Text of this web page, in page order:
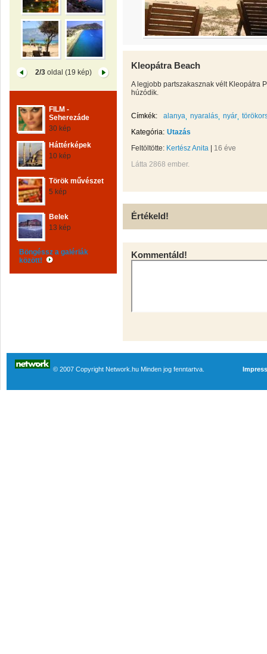
2/3oldal (19 kép)
FILM -
Seherezáde
30 kép
Háttérképek
10 kép
Török művészet
5 kép
Belek
13 kép
Böngéssz a galériák
között!
Kleopátra Beach
A legjobb partszakasznak vélt Kleopátra
húzódik.
Címkék: alanya nyaralás nyár
Kategória: Utazás
Feltöltötte: Kertész Anita
16 éve
Látta 2868 ember.
Értékeld!
Kommentáld!
© 2007 Copyright Network.hu Minden jog fenntartva.